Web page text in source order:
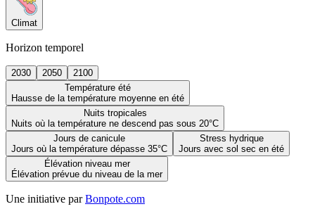
Climat
Horizon temporel
2030 2050
2100
Température été
Hausse de la température moyenne en été
Nuits tropicales
Nuits où la température ne descend pas sous 20°C
Jours de canicule
Jours où la température dépasse 35°C
Stress hydrique
Jours avec sol sec en été
Élévation niveau mer
Élévation prévue du niveau de la mer
Une initiative par Bonpote.com